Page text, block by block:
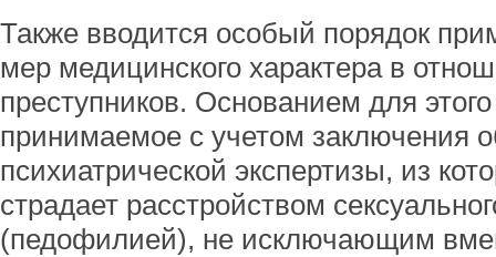
Также вводится особый порядок
мер медицинского характера в
преступников. Основанием для
принимаемое с учетом заключения
психиатрической экспертизы, из
страдает расстройством
(педофилией), не исключающим